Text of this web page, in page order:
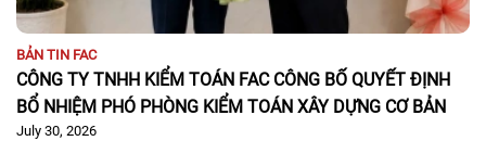
BẢN TIN FAC
CÔNG TY TNHH KIỂM TOÁN FAC CÔNG BỐ QUYẾT ĐỊNH
BỔ NHIỆM PHÓ PHÒNG KIỂM TOÁN XÂY DỰNG CƠ BẢN
July 30, 2026